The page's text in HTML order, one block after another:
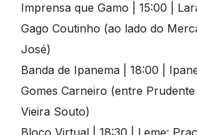
Imprensa que Gamo | 15:00 |
Gago Coutinho (ao lado do
José)
Banda de Ipanema | 18:00 |
Gomes Carneiro (entre
Vieira Souto)
Bloco Virtual | 18:30 | Leme: